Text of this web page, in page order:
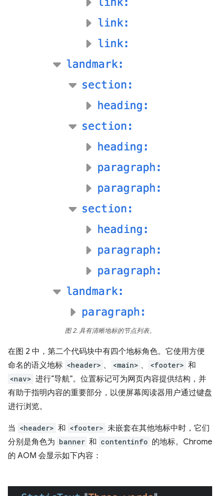
图 2. 具有清晰地标的节点列表。
在图 2 中，第二个代码块中有四个地标角色。它使用方便
命名的语义地标 <header> 、 <main> 、 <footer> 和
<nav> 进行“导航”。位置标记可为网页内容提供结构，并
有助于指明内容的重要部分，以便屏幕阅读器用户通过键盘
进行浏览。
当 <header> 和 <footer> 未嵌套在其他地标中时，它们
分别是角色为 banner 和 contentinfo 的地标。Chrome
的 AOM 会显示如下内容：